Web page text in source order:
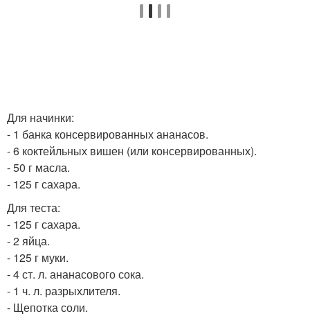
Для начинки:
- 1 банка консервированных ананасов.
- 6 коктейльных вишен (или консервированных).
- 50 г масла.
- 125 г сахара.
Для теста:
- 125 г сахара.
- 2 яйца.
- 125 г муки.
- 4 ст. л. ананасового сока.
- 1 ч. л. разрыхлителя.
- Щепотка соли.